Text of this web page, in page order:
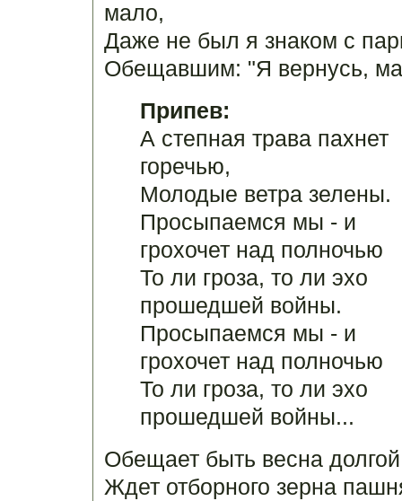
мало,
Даже не был я знаком с
Обещавшим: "Я вернусь,
Припев:
А степная трава пахнет
горечью,
Молодые ветра зелены.
Просыпаемся мы - и
грохочет над полночью
То ли гроза, то ли эхо
прошедшей войны.
Просыпаемся мы - и
грохочет над полночью
То ли гроза, то ли эхо
прошедшей войны...
Обещает быть весна
Ждет отборного зерна